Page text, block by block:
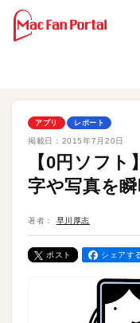
アプリ レポート
掲載日： 2015年7月20日
【0円ソフ
字や写真を
著者： 早川厚志
ポスト シェアす